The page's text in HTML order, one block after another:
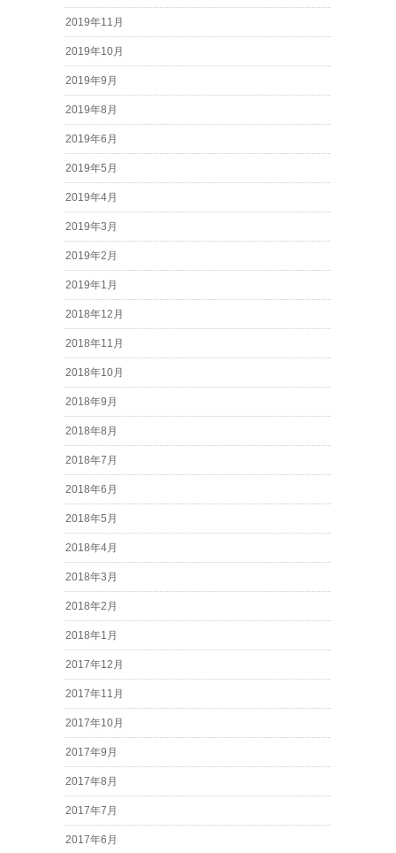
2019年11月
2019年10月
2019年9月
2019年8月
2019年6月
2019年5月
2019年4月
2019年3月
2019年2月
2019年1月
2018年12月
2018年11月
2018年10月
2018年9月
2018年8月
2018年7月
2018年6月
2018年5月
2018年4月
2018年3月
2018年2月
2018年1月
2017年12月
2017年11月
2017年10月
2017年9月
2017年8月
2017年7月
2017年6月